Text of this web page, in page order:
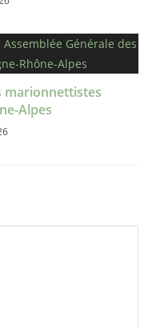
marionnettistes
Alpes